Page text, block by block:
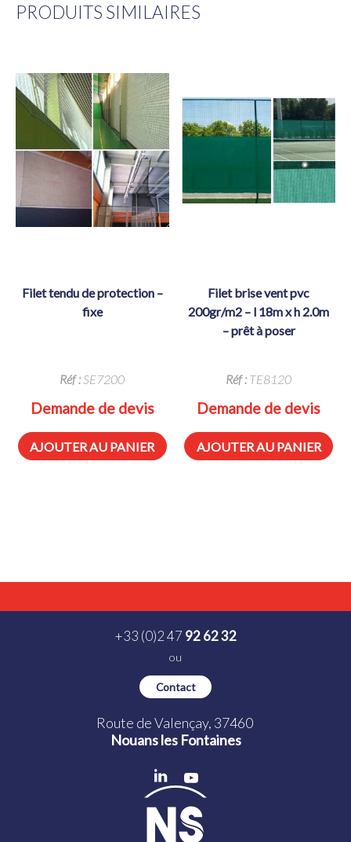
PRODUITS SIMILAIRES
filet tendu de protection –
fixe
Réf :SE7200
Demande de devis
AJOUTER AU PANIER
filet brise vent pvc
200gr/m2 – l 18m x h 2.0m
– prêt à poser
Réf :TE8120
Demande de devis
AJOUTER AU PANIER
+33 (0)2 47 92 62 32
ou
Contact
Route de Valençay, 37460
Nouans les Fontaines